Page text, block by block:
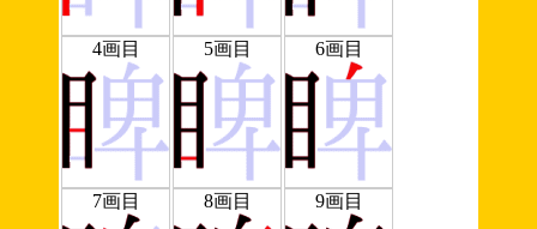
4画目 5画目 6画目
7画目 8画目 9画目